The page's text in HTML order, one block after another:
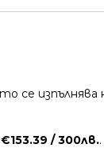
се
/ 300лв..